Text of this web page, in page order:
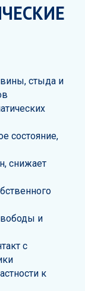
стыда и
состояние,
снижает
и
с
к